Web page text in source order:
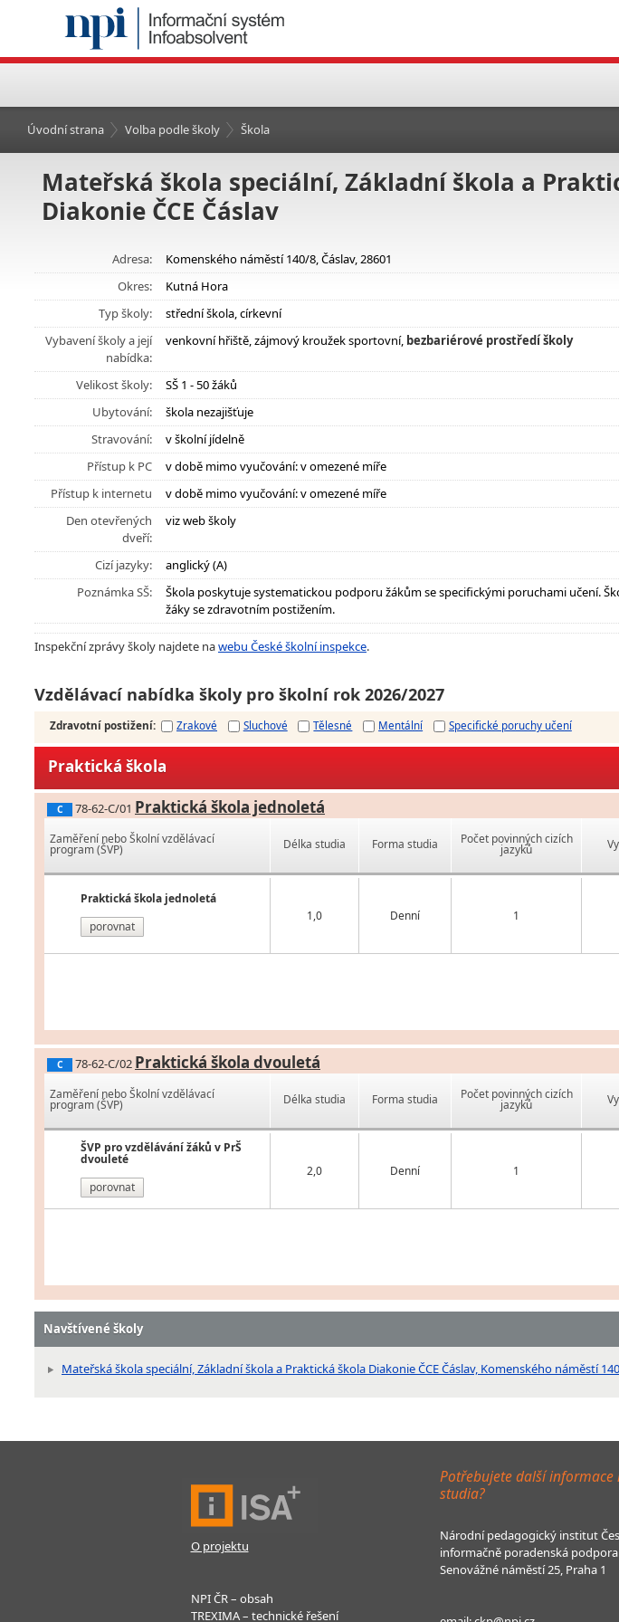
Úvodní strana Volba podle školy Škola
Mateřská škola speciální, Základní škola a
Diakonie ČCE Čáslav
Adresa:
Komenského náměstí 140/8, Čáslav, 28601
Okres:
Kutná Hora
Typ školy:
střední škola, církevní
Vybavení školy a její
nabídka:
venkovní hřiště, zájmový kroužek sportovní, bezbariérové prostředí školy
Velikost školy:
SŠ 1 - 50 žáků
Ubytování:
škola nezajišťuje
Stravování:
v školní jídelně
Přístup k PC
v době mimo vyučování: v omezené míře
Přístup k internetu
v době mimo vyučování: v omezené míře
Den otevřených
dveří:
viz web školy
Cizí jazyky:
anglický (A)
Poznámka SŠ:
Škola poskytuje systematickou podporu žákům se specifickými poruchami učení.
žáky se zdravotním postižením.
Inspekční zprávy školy najdete nawebu České školní inspekce.
Vzdělávací nabídka školy pro školní rok 2026/2027
Zdravotní postižení: Zrakové Sluchové Tělesné Mentální Specifické poruchy učení
Praktická škola
C 78-62-C/01 Praktická škola jednoletá
Zaměření nebo Školní vzdělávací
program (ŠVP)
Praktická škola jednoletá
porovnat
Délka studia Forma studia Počet povinných cizích
jazyků
1,0 Denní 1
C 78-62-C/02 Praktická škola dvouletá
Zaměření nebo Školní vzdělávací
program (ŠVP)
ŠVP pro vzdělávání žáků v PrŠ
dvouleté
porovnat
Délka studia Forma studia Počet povinných cizích
jazyků
2,0 Denní 1
Navštívené školy
Mateřská škola speciální, Základní škola a Praktická škola Diakonie ČCE Čáslav, Komenského náměstí
O projektu
NPI ČR – obsah
TREXIMA – technické řešení
Potřebujete další informace
studia?
Národní pedagogický institut
informačně poradenská podpora
Senovážné náměstí 25, Praha 1